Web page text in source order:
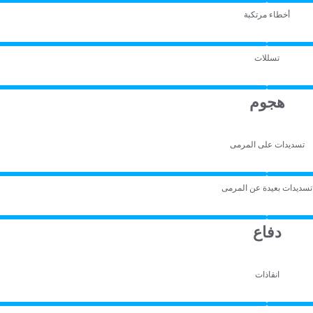
أخطاء مرتكبة
تسللات
هجوم
تسديدات على المرمى
تسديدات بعيدة عن المرمى
دفاع
انقاذات